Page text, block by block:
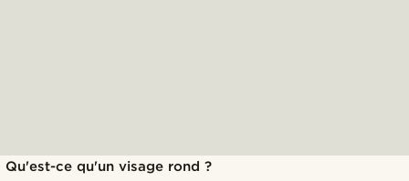
Qu'est-ce qu'un visage rond ?